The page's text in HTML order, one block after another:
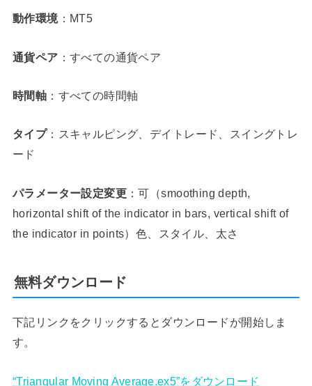
動作環境：MT5
通貨ペア ：すべての通貨ペア
時間軸 ：すべての時間軸
タイプ：スキャルピング、デイトレード、スイングトレ
ード
パラメーター設定変更 ：可（smoothing depth,
horizontal shift of the indicator in bars, vertical shift of
the indicator in points）色、スタイル、太さ
無料ダウンロード
下記リンクをクリックするとダウンロードが開始しま
す。
“Triangular Moving Average.ex5”をダウンロード